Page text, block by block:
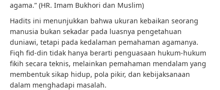
agama.” (HR. Imam Bukhori dan Muslim)
Hadits ini menunjukkan bahwa ukuran kebaikan seorang
manusia bukan sekadar pada luasnya pengetahuan
duniawi, tetapi pada kedalaman pemahaman agamanya.
Fiqh fid-din tidak hanya berarti penguasaan hukum-hukum
fikih secara teknis, melainkan pemahaman mendalam yang
membentuk sikap hidup, pola pikir, dan kebijaksanaan
dalam menghadapi masalah.